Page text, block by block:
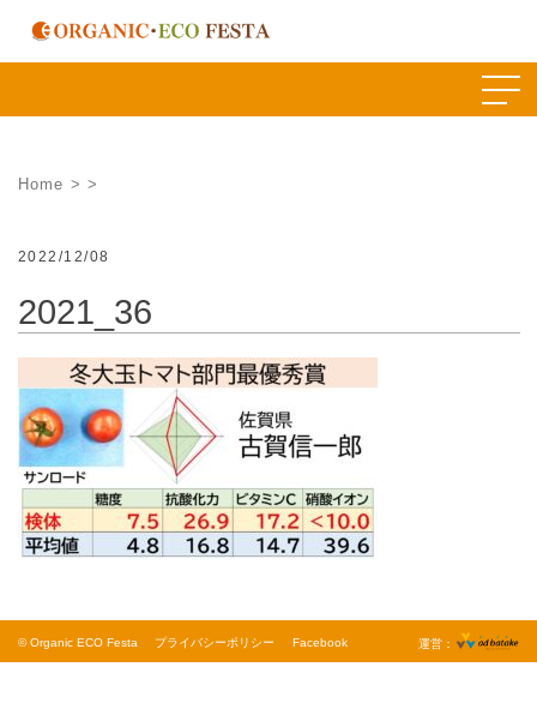
Skip
Home > >
2022/12/08
2021_36
運営：
Facebook
プライバシーポリシー
© Organic ECO Festa